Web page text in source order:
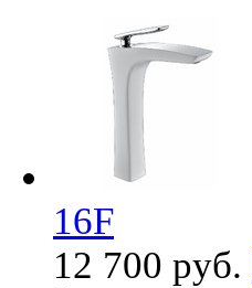
16F
12 700 руб.